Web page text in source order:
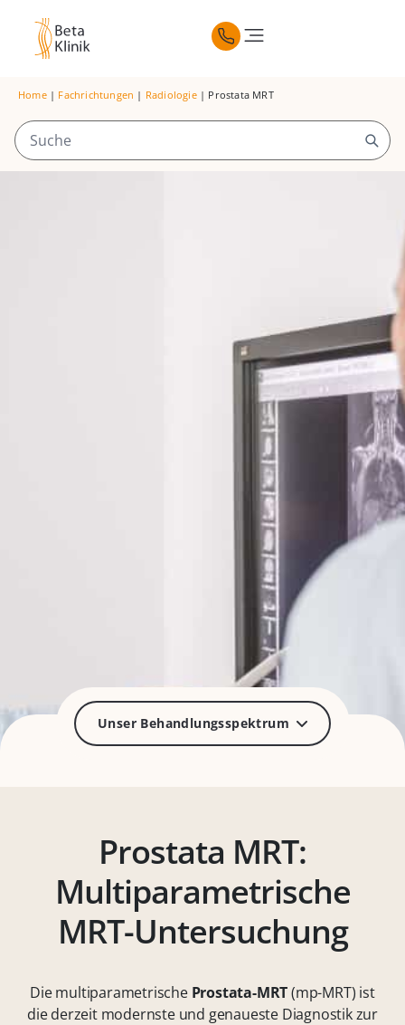
Home| Fachrichtungen | Radiologie| Prostata MRT
Unser Behandlungsspektrum
Prostata MRT:
Multiparametrische
MRT-Untersuchung
Die multiparametrische Prostata-MRT(mp-MRT) ist
die derzeit modernste und genaueste Diagnostik zur